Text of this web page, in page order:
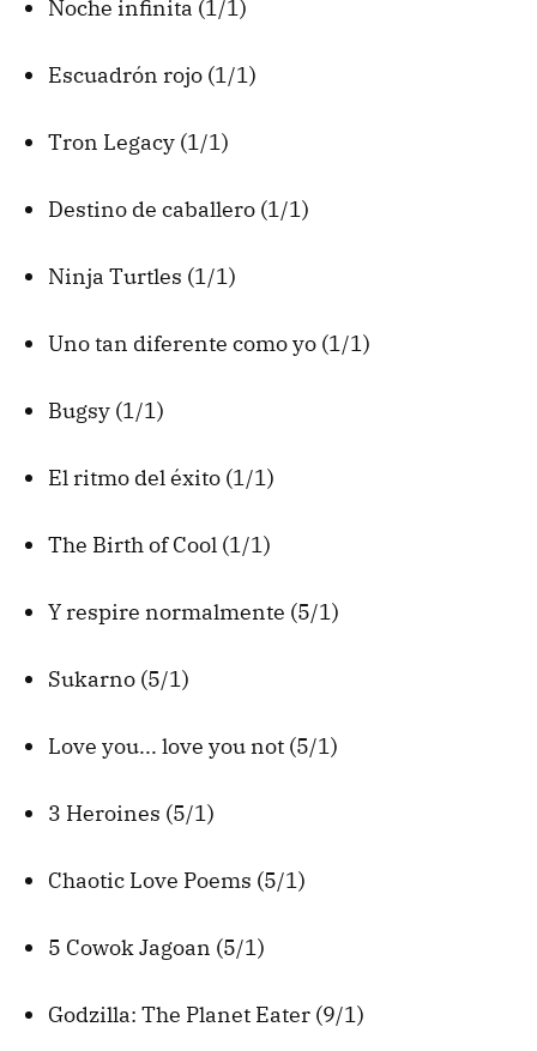
Noche infinita (1/1)
Escuadrón rojo (1/1)
Tron Legacy (1/1)
Destino de caballero (1/1)
Ninja Turtles (1/1)
Uno tan diferente como yo (1/1)
Bugsy (1/1)
El ritmo del éxito (1/1)
The Birth of Cool (1/1)
Y respire normalmente (5/1)
Sukarno (5/1)
Love you... love you not (5/1)
3 Heroines (5/1)
Chaotic Love Poems (5/1)
5 Cowok Jagoan (5/1)
Godzilla: The Planet Eater (9/1)